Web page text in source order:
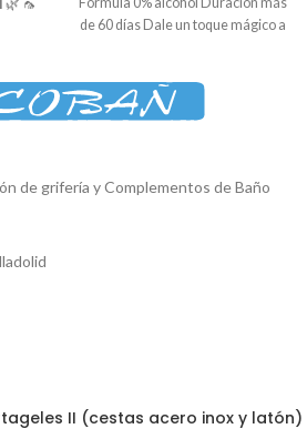
🌿 🦟
de
libre
Cada
un
de 60 días Dale un toque mágico a
transporte a un mundo lleno de
dulzura y felicidad. ¡Disfruta de su
de grifería y Complementos de Baño
II (cestas acero inox y latón)